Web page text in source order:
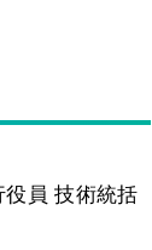
員 技術統括